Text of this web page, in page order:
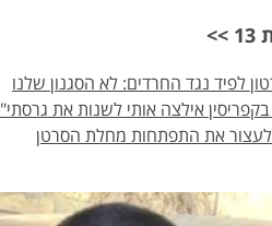
לפיד נגד החרדים: לא הסגנון שלנו
אילצה אותי לשנות את גרסתי"
את התפתחות מחלת הסרטן